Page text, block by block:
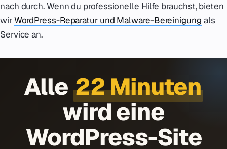
nach durch. Wenn du professionelle Hilfe brauchst, bieten
wirWordPress-Reparatur und Malware-Bereinigung als
Service an.
Alle 22 Minuten
wird eine
WordPress-Site